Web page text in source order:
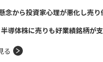
念から投資家心理が悪化し売り
導体株に売りも好業績銘柄が
る